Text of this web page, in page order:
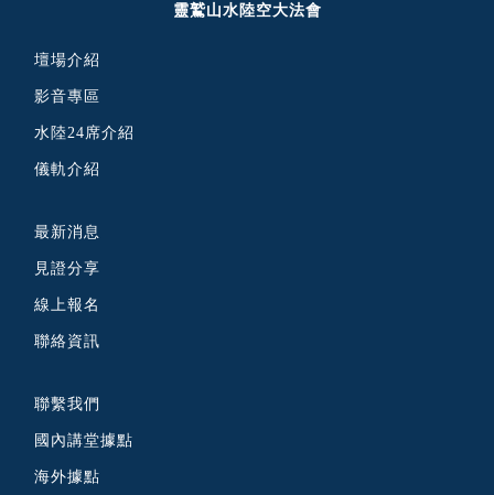
靈鷲山水陸空大法會
壇場介紹
影音專區
水陸24席介紹
儀軌介紹
最新消息
見證分享
線上報名
聯絡資訊
聯繫我們
國內講堂據點
海外據點